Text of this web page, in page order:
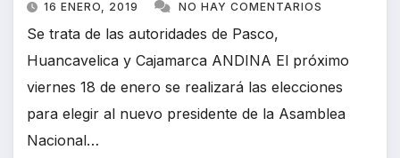
16 ENERO, 2019 NO HAY COMENTARIOS
Se trata de las autoridades de Pasco,
Huancavelica y Cajamarca ANDINA El próximo
viernes 18 de enero se realizará las elecciones
para elegir al nuevo presidente de la Asamblea
Nacional…